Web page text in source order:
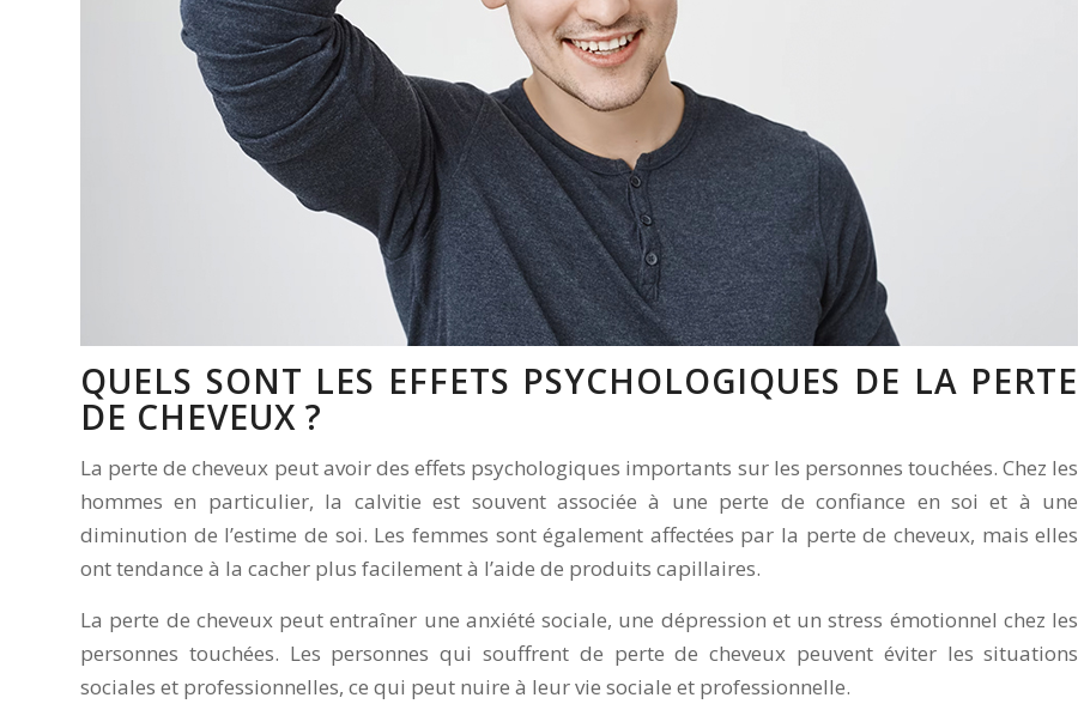
QUELS SONT LES EFFETS PSYCHOLOGIQUES DE LA PERTE
DE CHEVEUX ?
La perte de cheveux peut avoir des effets psychologiques importants sur les personnes touchées. Chez les
hommes en particulier, la calvitie est souvent associée à une perte de confiance en soi et à une
diminution de l’estime de soi. Les femmes sont également affectées par la perte de cheveux, mais elles
ont tendance à la cacher plus facilement à l’aide de produits capillaires.
La perte de cheveux peut entraîner une anxiété sociale, une dépression et un stress émotionnel chez les
personnes touchées. Les personnes qui souffrent de perte de cheveux peuvent éviter les situations
sociales et professionnelles, ce qui peut nuire à leur vie sociale et professionnelle.